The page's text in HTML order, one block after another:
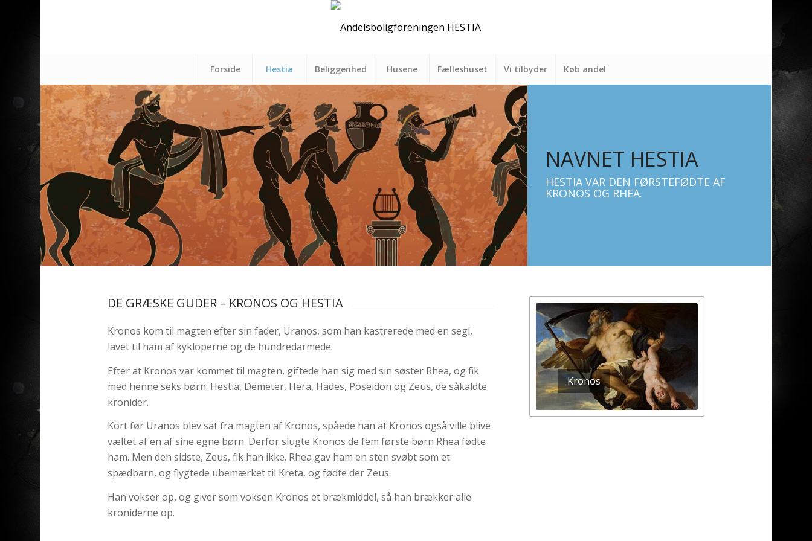
Forside Hestia Beliggenhed Husene Fælleshuset Vi tilbyder Køb andel
NAVNET HESTIA
HESTIA VAR DEN FØRSTEFØDTE AF
KRONOS OG RHEA.
DE GRÆSKE GUDER – KRONOS OG HESTIA
Kronos kom til magten efter sin fader, Uranos, som han kastrerede med en segl,
lavet til ham af kykloperne og de hundredarmede.
Efter at Kronos var kommet til magten, giftede han sig med sin søster Rhea, og fik
med henne seks børn: Hestia, Demeter, Hera, Hades, Poseidon og Zeus, de såkaldte
kronider.
Kort før Uranos blev sat fra magten af Kronos, spåede han at Kronos også ville blive
væltet af en af sine egne børn. Derfor slugte Kronos de fem første børn Rhea fødte
ham. Men den sidste, Zeus, fik han ikke. Rhea gav ham en sten svøbt som et
spædbarn, og flygtede ubemærket til Kreta, og fødte der Zeus.
Han vokser op, og giver som voksen Kronos et brækmiddel, så han brækker alle
kroniderne op.
Kronos